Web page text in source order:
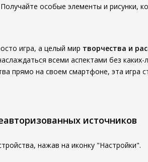
особые элементы и рисунки,
игра, а целый мир творчества и
всеми аспектами без
прямо на своем смартфоне, эта игра
источников
нажав на иконку "Настройки".